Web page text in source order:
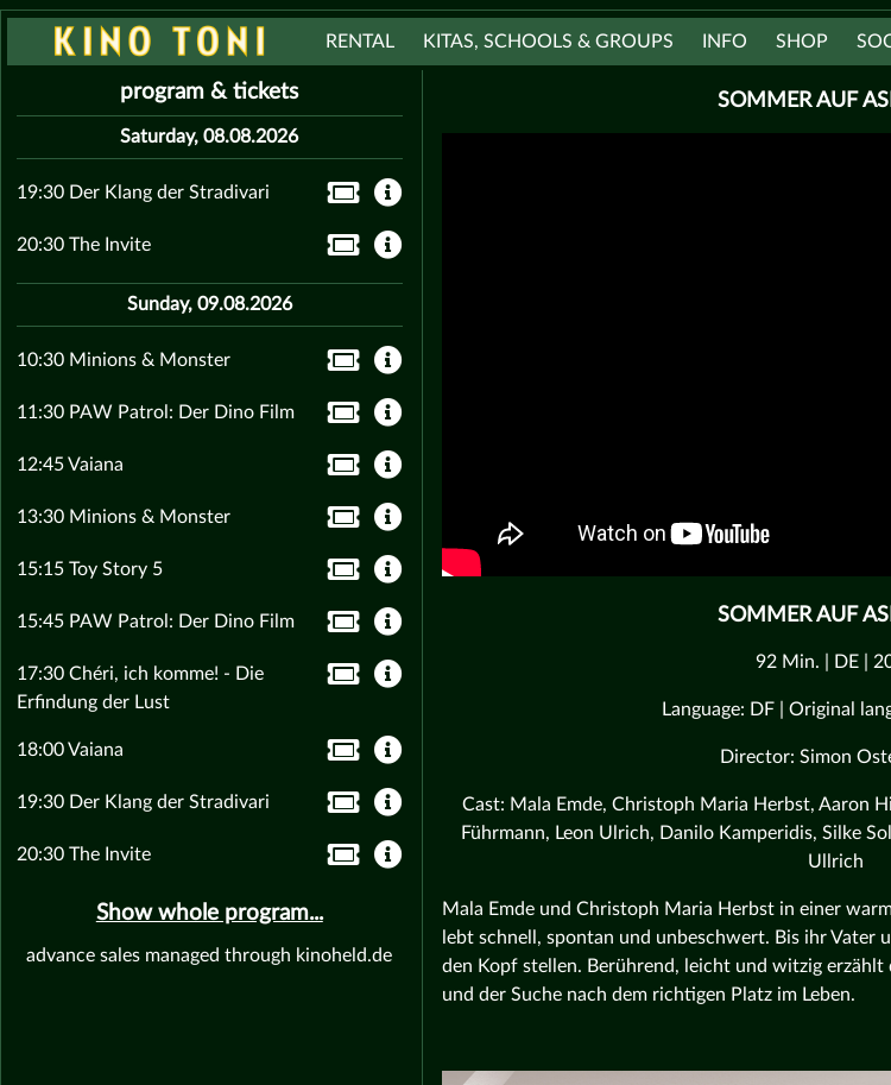
RENTAL KITAS, SCHOOLS & GROUPS INFO SHOP
SOMMER AUF
SOMMER AUF
92 Min. | DE |
Language: DF | Original
Director: Simon
Cast: Mala Emde, Christoph Maria Herbst, Aaron
Führmann, Leon Ulrich, Danilo Kamperidis, Silke
Ullrich
Mala Emde und Christoph Maria Herbst in einer
lebt schnell, spontan und unbeschwert. Bis ihr Vater
den Kopf stellen. Berührend, leicht und witzig erzählt
und der Suche nach dem richtigen Platz im Leben.
program & tickets
Saturday, 08.08.2026
19:30 Der Klang der Stradivari
20:30 The Invite
Sunday, 09.08.2026
10:30 Minions & Monster
11:30 PAW Patrol: Der Dino Film
12:45 Vaiana
13:30 Minions & Monster
15:15 Toy Story 5
15:45 PAW Patrol: Der Dino Film
17:30 Chéri, ich komme! - Die
Erfindung der Lust
18:00 Vaiana
19:30 Der Klang der Stradivari
20:30 The Invite
Show whole program...
advance sales managed through kinoheld.de